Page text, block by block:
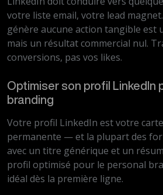
votre liste email, votre lead
génère aucune action tangible est
mais un résultat commercial nul.
conversions, pas vos likes.
Optimiser son profil LinkedIn
branding
Votre profil LinkedIn est votre
permanente — et la plupart des
avec un titre générique et un
profil optimisé pour le personal
idéal dès la première ligne.